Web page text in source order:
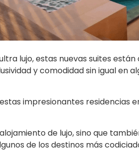
lujo, estas nuevas suites
y comodidad sin igual en
estas impresionantes residencias
de lujo, sino que
de los destinos más